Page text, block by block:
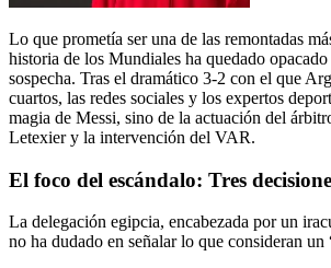
Lo que prometía ser una de las remontadas
historia de los Mundiales ha quedado
sospecha. Tras el dramático 3-2 con el que
cuartos, las redes sociales y los expertos
magia de Messi, sino de la actuación del
Letexier y la intervención del VAR.
El foco del escándalo: Tres
La delegación egipcia, encabezada por un
no ha dudado en señalar lo que consideran